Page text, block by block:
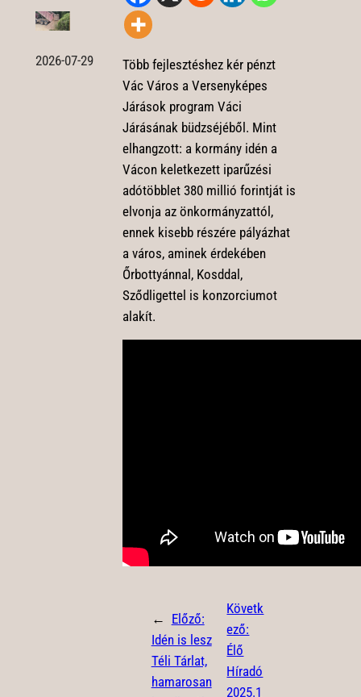
2026-07-29
Több fejlesztéshez kér pénzt
Vác Város a Versenyképes
Járások program Váci
Járásának büdzséjéből. Mint
elhangzott: a kormány idén a
Vácon keletkezett iparűzési
adótöbblet 380 millió forintját is
elvonja az önkormányzattól,
ennek kisebb részére pályázhat
a város, aminek érdekében
Őrbottyánnal, Kosddal,
Sződligettel is konzorciumot
alakít.
← Előző:
Idén is lesz
Téli Tárlat,
hamarosan
Követk
ező:
Élő
Híradó
2025.1